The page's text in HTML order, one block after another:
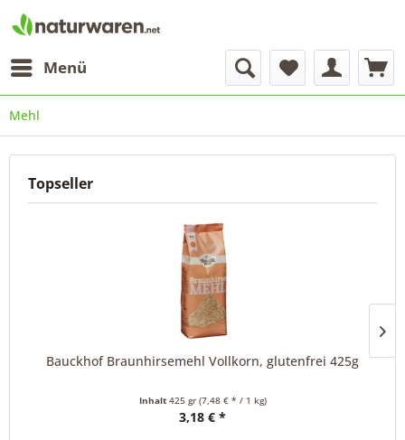
Menü
Mehl
Topseller
Bauckhof Braunhirsemehl Vollkorn, glutenfrei 425g
Inhalt 425 gr (7,48 € * / 1 kg)
3,18 € *